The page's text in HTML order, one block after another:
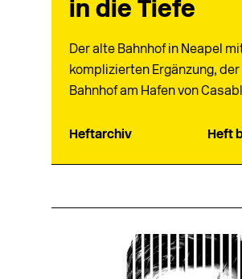
in die Tiefe
Der alte Bahnhof in Neapel
komplizierten Ergänzung, der
Bahnhof am Hafen von
Heftarchiv Heft